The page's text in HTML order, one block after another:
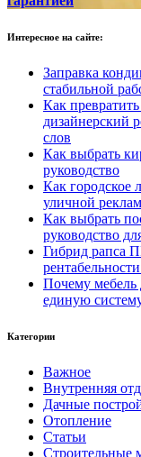
Интересное на сайте:
Заправка
стабильной
Как
дизайнерский
слов
Как выбрать
руководство
Как городское
уличной
Как выбрать
руководство
Гибрид рапса
Почему мебель
единую
Категории
Важное
Внутренняя
Дачные
Отопление
Статьи
Строительные